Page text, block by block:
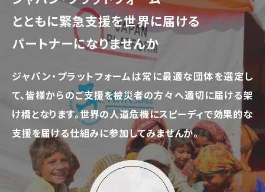
とともに緊急支援を世界に届ける
パートナーになりませんか
ジャパン・プラットフォームは常に最適な団体を選定し
て、皆様からのご支援を被災者の方々へ適切に届ける架
け橋となります。世界の人道危機にスピーディで効果的な
支援を届ける仕組みに参加してみませんか。